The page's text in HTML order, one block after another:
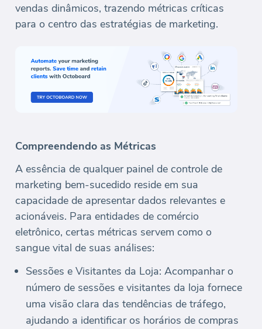
vendas dinâmicos, trazendo métricas críticas
para o centro das estratégias de marketing.
Compreendendo as Métricas
A essência de qualquer painel de controle de
marketing bem-sucedido reside em sua
capacidade de apresentar dados relevantes e
acionáveis. Para entidades de comércio
eletrônico, certas métricas servem como o
sangue vital de suas análises:
Sessões e Visitantes da Loja: Acompanhar o
número de sessões e visitantes da loja fornece
uma visão clara das tendências de tráfego,
ajudando a identificar os horários de compras